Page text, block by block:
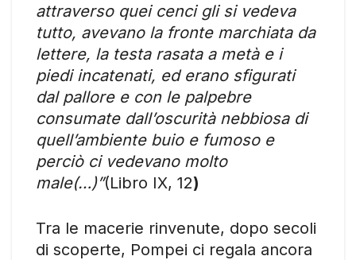
attraverso quei cenci gli si vedeva
tutto, avevano la fronte marchiata da
lettere, la testa rasata a metà e i
piedi incatenati, ed erano sfigurati
dal pallore e con le palpebre
consumate dall’oscurità nebbiosa di
quell’ambiente buio e fumoso e
perciò ci vedevano molto
male(…)”(Libro IX, 12)
Tra le macerie rinvenute, dopo secoli
di scoperte, Pompei ci regala ancora